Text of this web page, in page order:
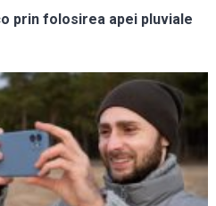
prin folosirea apei pluviale